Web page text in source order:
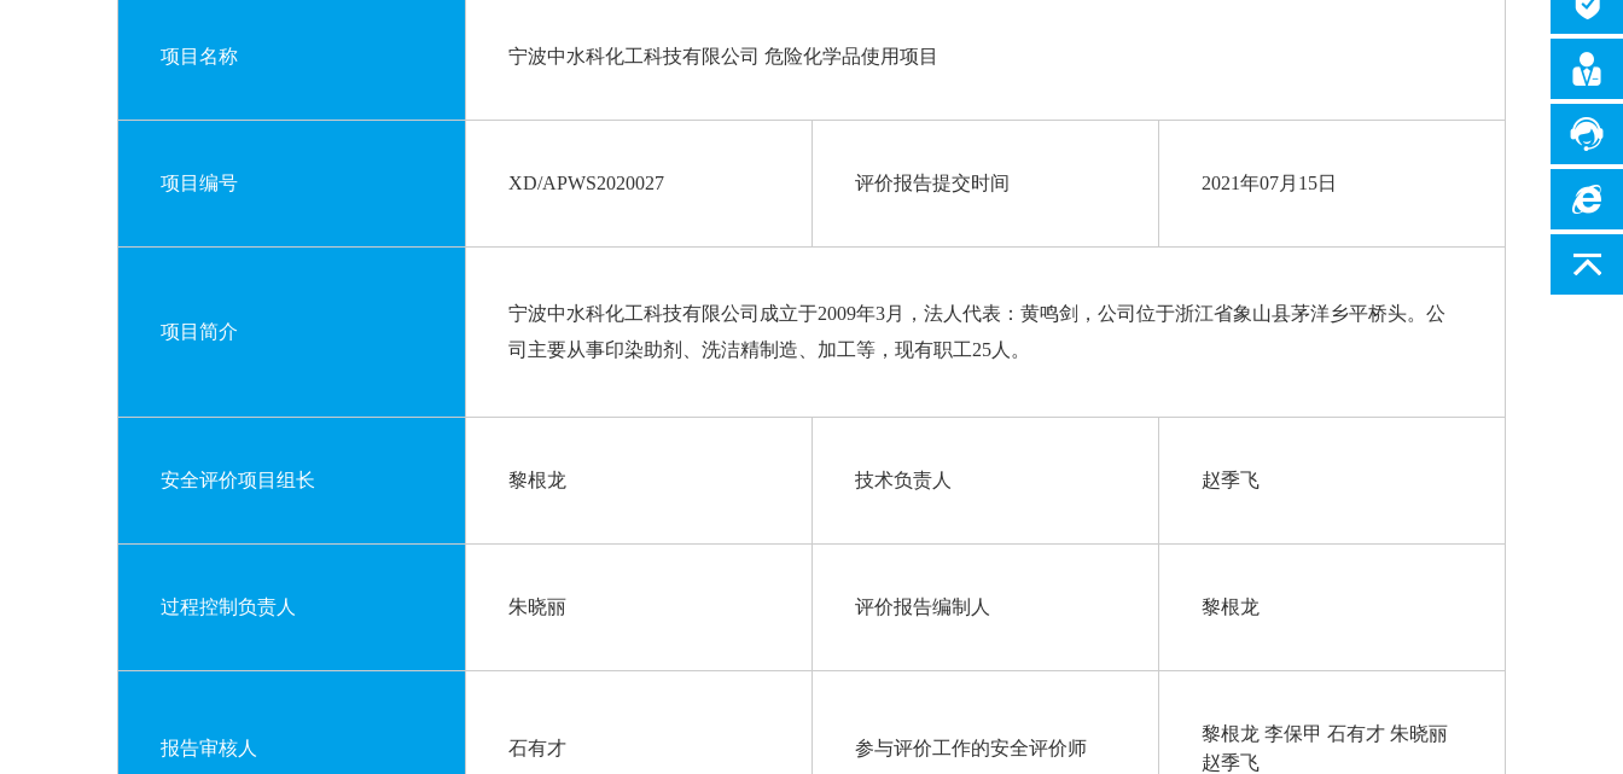
项目名称 宁波中水科化工科技有限公司 危险化学品使用项目
项目编号 XD/APWS2020027 评价报告提交时间 2021年07月15日
项目简介
宁波中水科化工科技有限公司成立于2009年3月，法人代表：黄鸣剑，公司位于浙江省象山县茅洋乡平桥头。公
司主要从事印染助剂、洗洁精制造、加工等，现有职工25 人。
安全评价项目组长 黎根龙 技术负责人 赵季飞
过程控制负责人 朱晓丽 评价报告编制人 黎根龙
报告审核人 石有才 参与评价工作的安全评价师
黎根龙 李保甲 石有才 朱晓丽
赵季飞